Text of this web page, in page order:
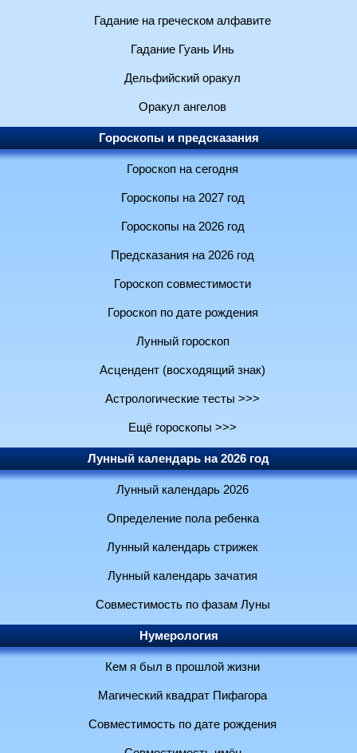
Гадание на греческом алфавите
Гадание Гуань Инь
Дельфийский оракул
Оракул ангелов
Гороскопы и предсказания
Гороскоп на сегодня
Гороскопы на 2027 год
Гороскопы на 2026 год
Предсказания на 2026 год
Гороскоп совместимости
Гороскоп по дате рождения
Лунный гороскоп
Асцендент (восходящий знак)
Астрологические тесты >>>
Ещё гороскопы >>>
Лунный календарь на 2026 год
Лунный календарь 2026
Определение пола ребенка
Лунный календарь стрижек
Лунный календарь зачатия
Совместимость по фазам Луны
Нумерология
Кем я был в прошлой жизни
Магический квадрат Пифагора
Совместимость по дате рождения